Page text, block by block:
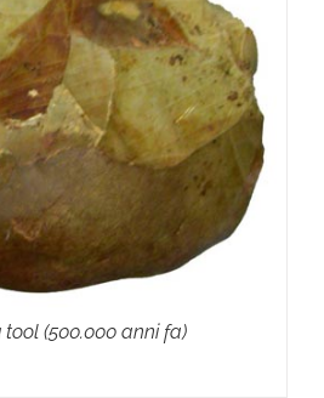
tool (500.000 anni fa)